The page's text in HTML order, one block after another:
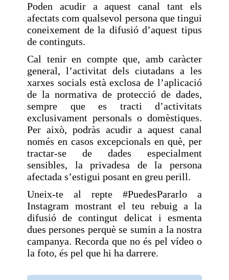
Poden acudir a aquest canal tant els
afectats com qualsevol persona que tingui
coneixement de la difusió d’aquest tipus
de continguts.
Cal tenir en compte que, amb caràcter
general, l’activitat dels ciutadans a les
xarxes socials està exclosa de l’aplicació
de la normativa de protecció de dades,
sempre que es tracti d’activitats
exclusivament personals o domèstiques.
Per això, podràs acudir a aquest canal
només en casos excepcionals en què, per
tractar-se de dades especialment
sensibles, la privadesa de la persona
afectada s’estigui posant en greu perill.
Uneix-te al repte #PuedesPararlo a
Instagram mostrant el teu rebuig a la
difusió de contingut delicat i esmenta
dues persones perquè se sumin a la nostra
campanya. Recorda que no és pel vídeo o
la foto, és pel que hi ha darrere.